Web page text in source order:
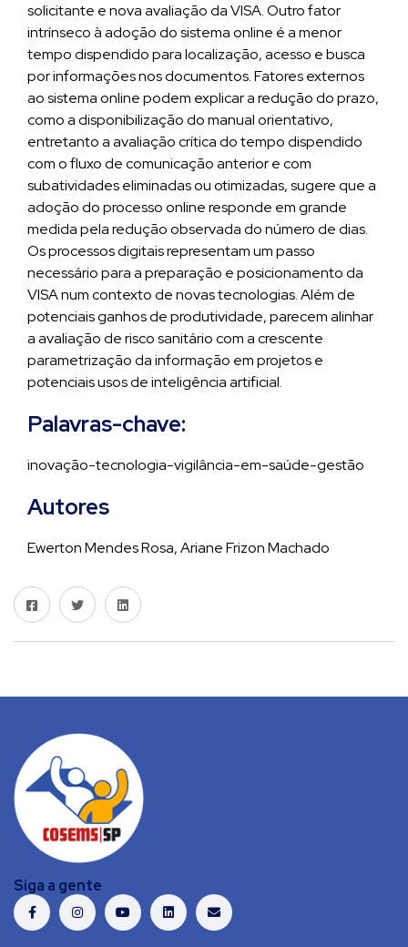
solicitante e nova avaliação da VISA. Outro fator
intrínseco à adoção do sistema online é a menor
tempo dispendido para localização, acesso e busca
por informações nos documentos. Fatores externos
ao sistema online podem explicar a redução do prazo,
como a disponibilização do manual orientativo,
entretanto a avaliação crítica do tempo dispendido
com o fluxo de comunicação anterior e com
subatividades eliminadas ou otimizadas, sugere que a
adoção do processo online responde em grande
medida pela redução observada do número de dias.
Os processos digitais representam um passo
necessário para a preparação e posicionamento da
VISA num contexto de novas tecnologias. Além de
potenciais ganhos de produtividade, parecem alinhar
a avaliação de risco sanitário com a crescente
parametrização da informação em projetos e
potenciais usos de inteligência artificial.
Palavras-chave:
inovação-tecnologia-vigilância-em-saúde-gestão
Autores
Ewerton Mendes Rosa, Ariane Frizon Machado
Siga a gente